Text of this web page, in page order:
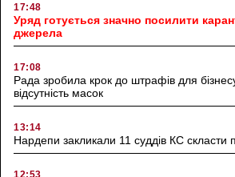
17:48
Уряд готується значно посилити
джерела
17:08
Рада зробила крок до штрафів для бізнесу
відсутність масок
13:14
Нардепи закликали 11 суддів КС скласти
12:53